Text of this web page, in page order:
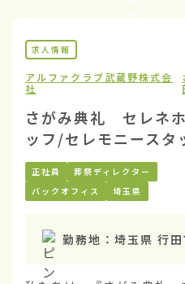
求人情報
アルファクラブ武蔵野株式会
社
さがみ典礼 セレネ
ッフ/セレモニースタ
正社員
葬祭ディレクター
バックオフィス
埼玉県
勤務地： 埼玉県 行